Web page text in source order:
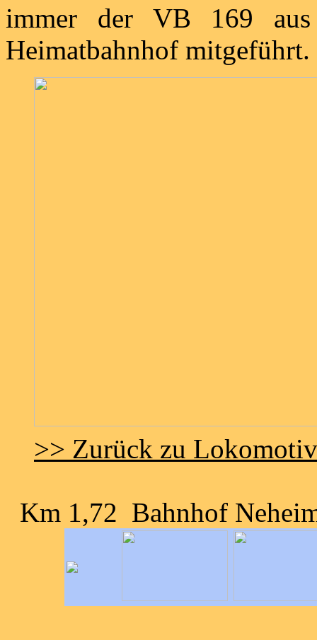
immer der VB 169 aus
Heimatbahnhof mitgeführt.
>> Zurück zu
Km 1,72 Bahnhof